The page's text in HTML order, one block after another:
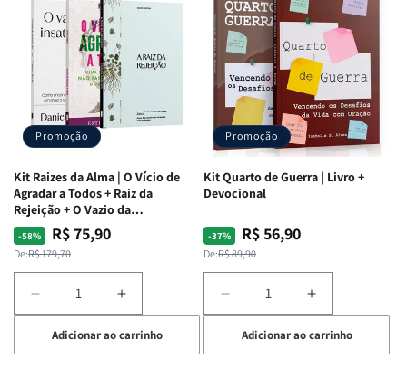
Promoção
Kit Raizes da Alma | O Vício de
Agradar a Todos + Raiz da
Rejeição + O Vazio da
Insatisfação.
-58%
Preço
normal
De:R$ 179,70
Preço
promocional
R$ 75,90
Diminuir
a
quantidade
de
Aumentar
a
quantidade
de
Adicionar ao carrinho
Promoção
Kit Quarto de Guerra | Livro +
Devocional
-37%
Preço
normal
De:R$ 89,90
Preço
promocional
R$ 56,90
Diminuir
a
quantidade
de
Aumentar
a
quantidade
de
Adicionar ao carrinho